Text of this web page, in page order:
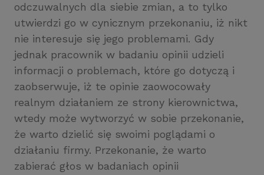
odczuwalnych dla siebie zmian, a to tylko
utwierdzi go w cynicznym przekonaniu, iż nikt
nie interesuje się jego problemami. Gdy
jednak pracownik w badaniu opinii udzieli
informacji o problemach, które go dotyczą i
zaobserwuje, iż te opinie zaowocowały
realnym działaniem ze strony kierownictwa,
wtedy może wytworzyć w sobie przekonanie,
że warto dzielić się swoimi poglądami o
działaniu firmy. Przekonanie, że warto
zabierać głos w badaniach opinii